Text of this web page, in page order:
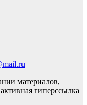
материалов,
гиперссылка